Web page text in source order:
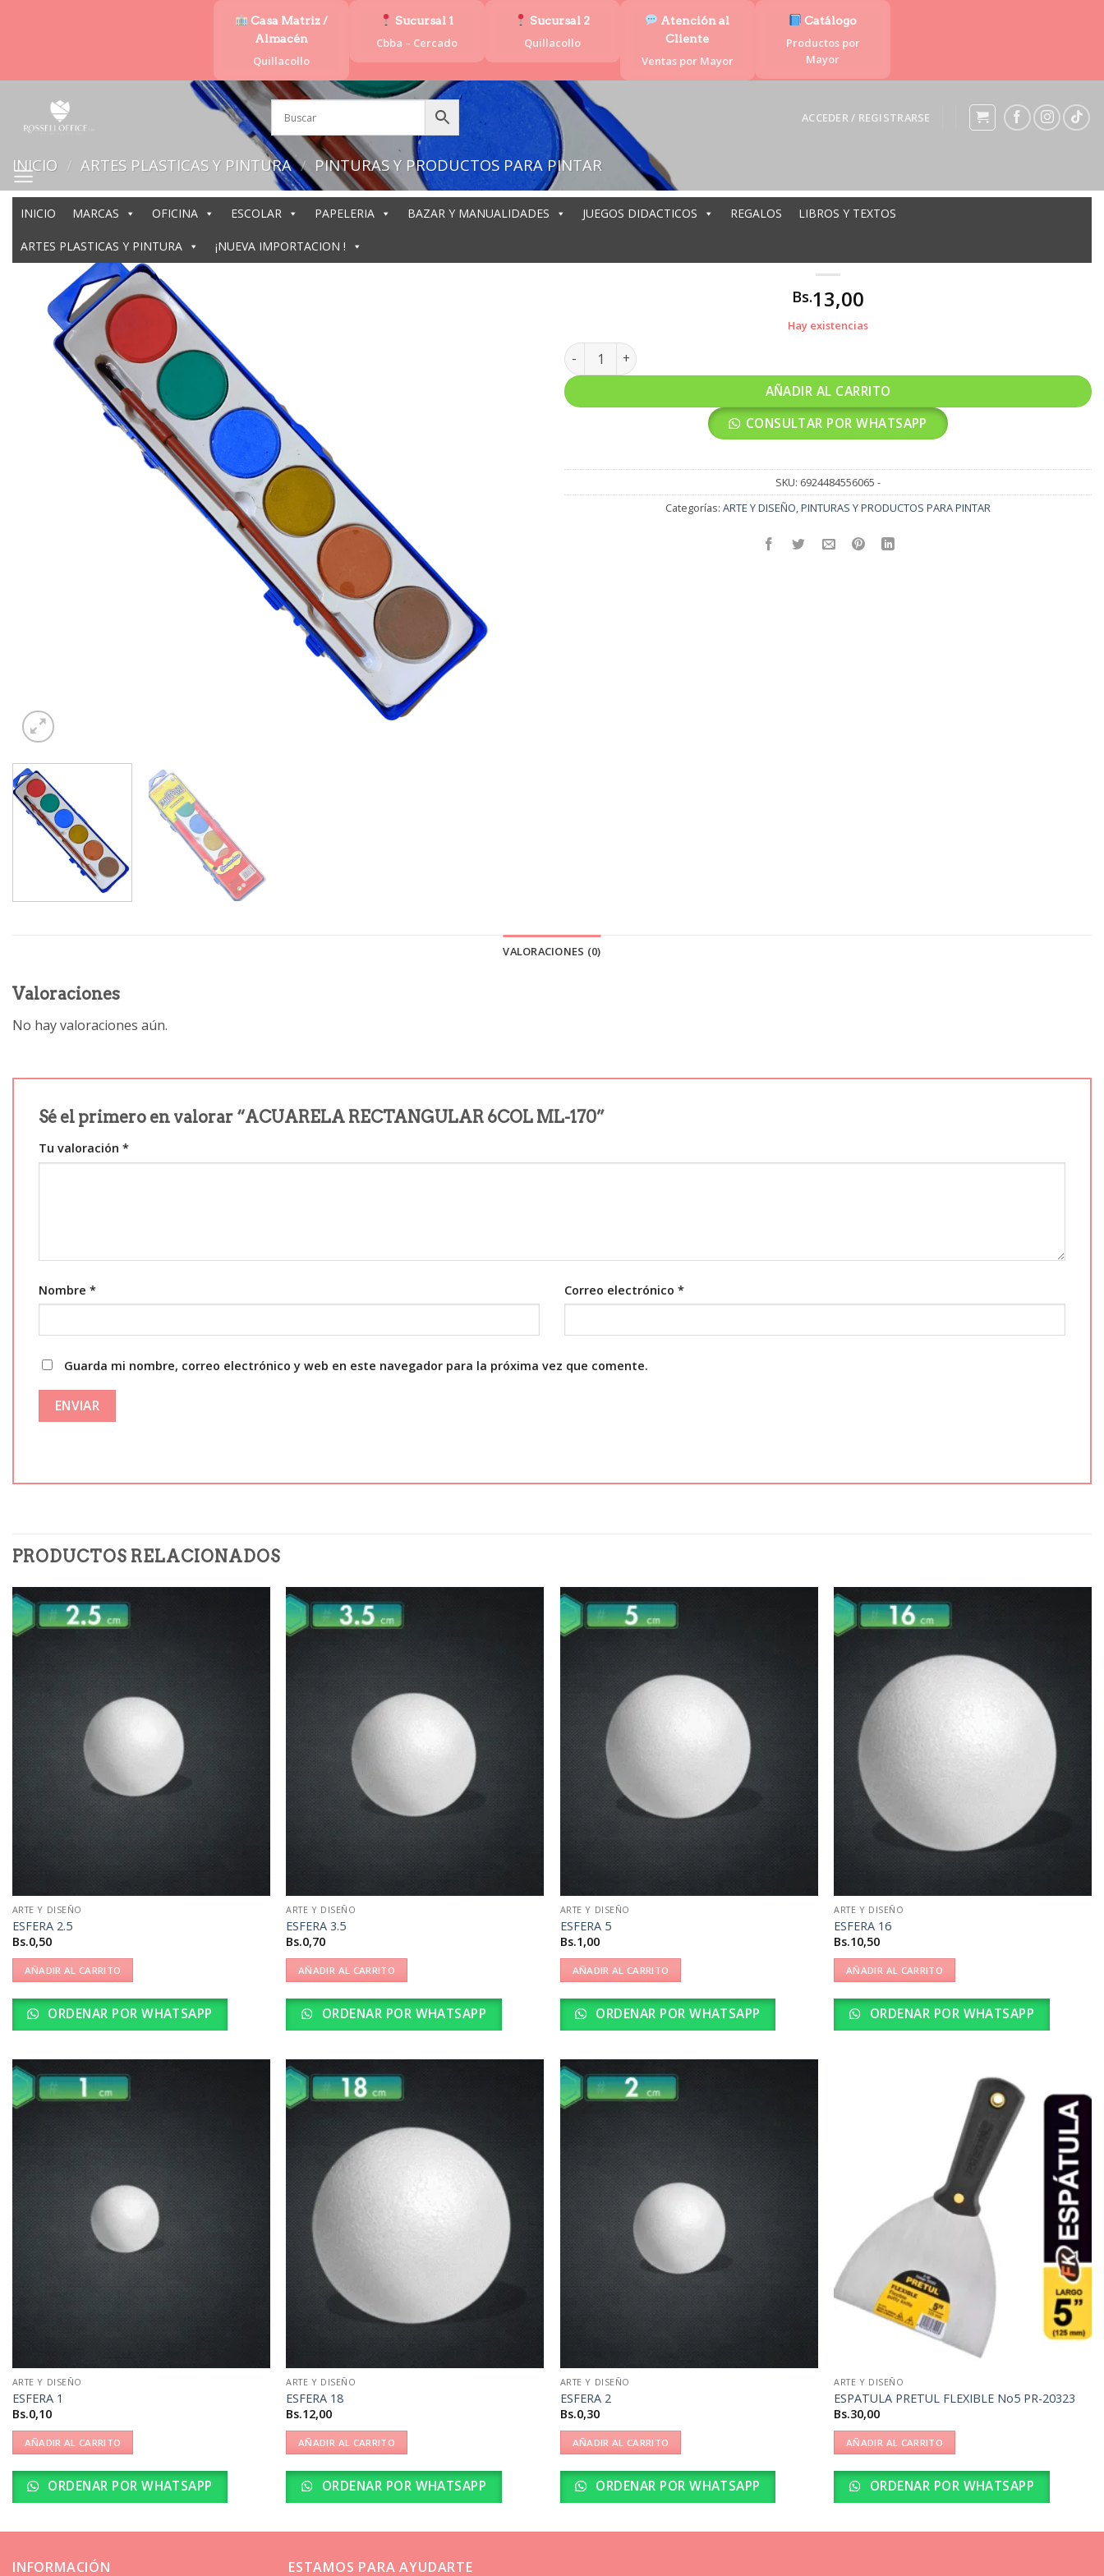
Casa Matriz /
Almacén
Quillacollo
Sucursal 1
Cbba – Cercado
Sucursal 2
Quillacollo
Atención al
Cliente
Ventas por Mayor
Catálogo
Productos por
Mayor
ACCEDER / REGISTRARSE
INICIO MARCAS OFICINA ESCOLAR PAPELERIA BAZAR Y MANUALIDADES JUEGOS DIDACTICOS REGALOS LIBROS Y TEXTOS
ARTES PLASTICAS Y PINTURA ¡NUEVA IMPORTACION !
INICIO / ARTES PLASTICAS Y PINTURA / PINTURAS Y PRODUCTOS PARA PINTAR
Bs.13,00
Hay existencias
ACUARELA RECTANGULAR 6COL ML-170 cantidad
AÑADIR AL CARRITO
CONSULTAR POR WHATSAPP
SKU: 6924484556065 -
Categorías: ARTE Y DISEÑO,PINTURAS Y PRODUCTOS PARA PINTAR
VALORACIONES (0)
Valoraciones
No hay valoraciones aún.
Sé el primero en valorar “ACUARELA RECTANGULAR 6COL ML-170”
Tu valoración *
Nombre * Correo electrónico *
Guarda mi nombre, correo electrónico y web en este navegador para la próxima vez que comente.
PRODUCTOS RELACIONADOS
ARTE Y DISEÑO
ESFERA 2.5
Bs.0,50
AÑADIR AL CARRITO
ORDENAR POR WHATSAPP
ARTE Y DISEÑO
ESFERA 3.5
Bs.0,70
AÑADIR AL CARRITO
ORDENAR POR WHATSAPP
ARTE Y DISEÑO
ESFERA 5
Bs.1,00
AÑADIR AL CARRITO
ORDENAR POR WHATSAPP
ARTE Y DISEÑO
ESFERA 16
Bs.10,50
AÑADIR AL CARRITO
ORDENAR POR WHATSAPP
ARTE Y DISEÑO
ESFERA 1
Bs.0,10
AÑADIR AL CARRITO
ORDENAR POR WHATSAPP
ARTE Y DISEÑO
ESFERA 18
Bs.12,00
AÑADIR AL CARRITO
ORDENAR POR WHATSAPP
ARTE Y DISEÑO
ESFERA 2
Bs.0,30
AÑADIR AL CARRITO
ORDENAR POR WHATSAPP
ARTE Y DISEÑO
ESPATULA PRETUL FLEXIBLE No5 PR-20323
Bs.30,00
AÑADIR AL CARRITO
ORDENAR POR WHATSAPP
INFORMACIÓN ESTAMOS PARA AYUDARTE